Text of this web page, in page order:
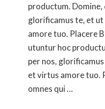
productum. Domine,
glorificamus te, et
amore tuo. Placere
utuntur hoc
per nos,
et virtus amore tuo.
omnes qui …